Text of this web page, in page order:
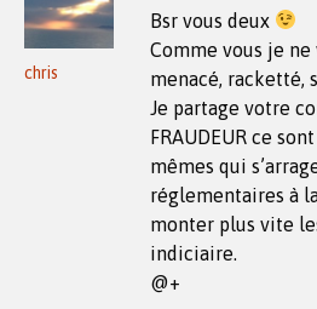
chris
Bsr vous deux
Comme vous je
menacé, racketté,
Je partage votre
FRAUDEUR ce
mêmes qui
réglementaires à
monter plus vite
indiciaire.
@+